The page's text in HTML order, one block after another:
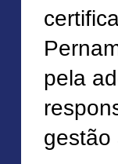
pela
gestão